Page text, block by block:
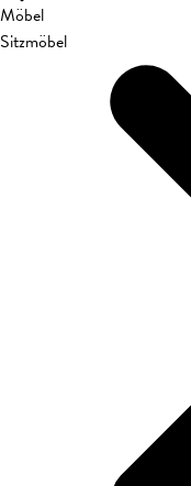
Möbel
Sitzmöbel